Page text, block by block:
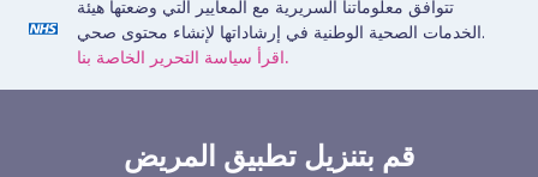
تتوافق معلوماتنا السريرية مع المعايير التي وضعتها هيئة
الخدمات الصحية الوطنية في إرشاداتها لإنشاء محتوى صحي.
اقرأ سياسة التحرير الخاصة بنا.
قم بتنزيل تطبيق المريض